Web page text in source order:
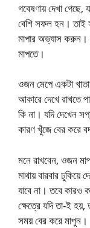
গবেষণায় দেখা গেছে,
বেশি সফল হন। তাই
মাপার অভ্যাস করুন।
মাপতে।
ওজন মেপে একটা
আকারে দেখে রাখতে
কি না। যদি দেখেন
কারণ খুঁজে বের করে
মনে রাখবেন, ওজন
মাথায় বারবার
যাবে না। তবে কারও
ক্ষেত্রে যদি তা-ই হয়,
সময় বের করে মাপুন।